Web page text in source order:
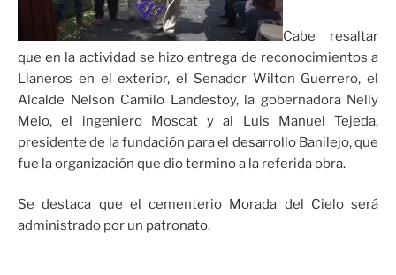
Cabe resaltar
que en la actividad se hizo entrega de reconocimientos a
Llaneros en el exterior, el Senador Wilton Guerrero, el
Alcalde Nelson Camilo Landestoy, la gobernadora Nelly
Melo, el ingeniero Moscat y al Luis Manuel Tejeda,
presidente de la fundación para el desarrollo Banilejo, que
fue la organización que dio termino a la referida obra.
Se destaca que el cementerio Morada del Cielo será
administrado por un patronato.